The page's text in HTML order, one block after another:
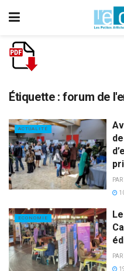
Étiquette :forum de
ACTUALITÉ
PAR
ECONOMIE
PAR